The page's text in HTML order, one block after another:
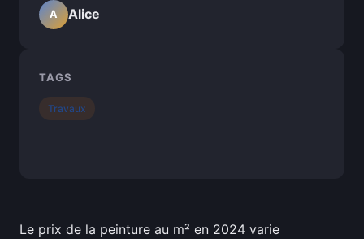
Le prix de la peinture au m² en 2024 varie
A Alice
TAGS
Travaux